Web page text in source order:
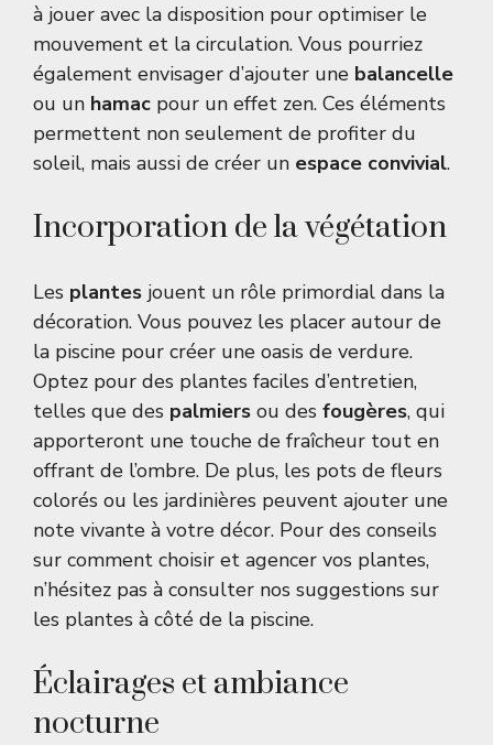
à jouer avec la disposition pour optimiser le
mouvement et la circulation. Vous pourriez
également envisager d’ajouter une balancelle
ou un hamac pour un effet zen. Ces éléments
permettent non seulement de profiter du
soleil, mais aussi de créer un espace convivial.
Incorporation de la végétation
Les plantes jouent un rôle primordial dans la
décoration. Vous pouvez les placer autour de
la piscine pour créer une oasis de verdure.
Optez pour des plantes faciles d’entretien,
telles que des palmiers ou des fougères, qui
apporteront une touche de fraîcheur tout en
offrant de l’ombre. De plus, les pots de fleurs
colorés ou les jardinières peuvent ajouter une
note vivante à votre décor. Pour des conseils
sur comment choisir et agencer vos plantes,
n’hésitez pas à consulter nos suggestions sur
les plantes à côté de la piscine.
Éclairages et ambiance
nocturne